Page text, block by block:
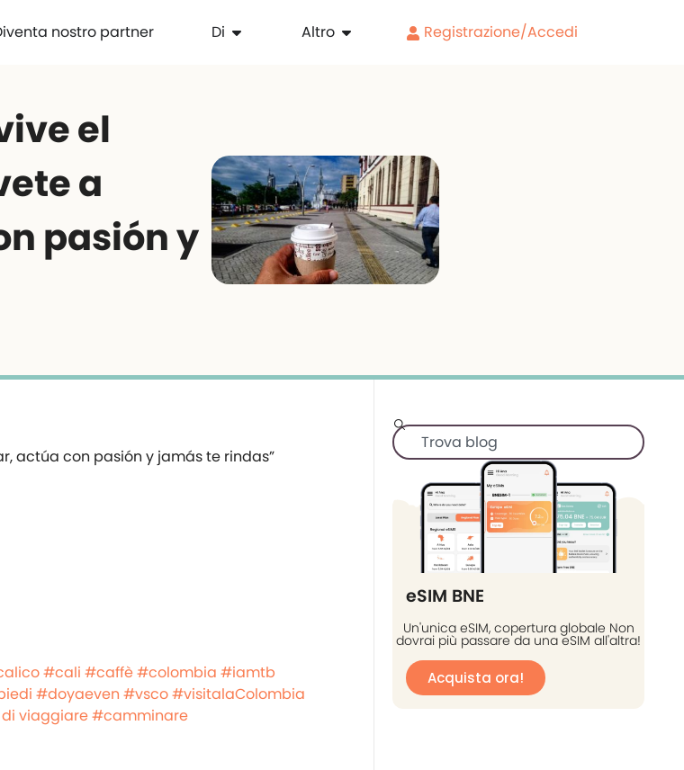
nostro partner Di Altro Registrazione/Accedi
el
a
pasión y
actúa con pasión y jamás te rindas”
#cali #caffè#colombia #iamtb
#doyaeven #vsco#visitalaColombia
di viaggiare#camminare
eSIM BNE
Un'unica eSIM, copertura globale Non
dovrai più passare da una eSIM all'altra!
Acquista ora!